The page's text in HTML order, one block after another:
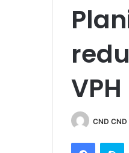
VPH
CND CND